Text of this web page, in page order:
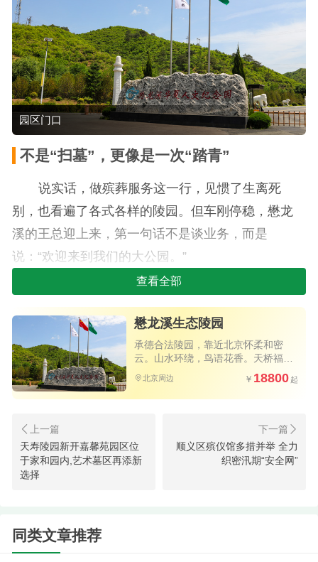
园区门口
不是“扫墓”，更像是一次“踏青”
说实话，做殡葬服务这一行，见惯了生离死
别，也看遍了各式各样的陵园。但车刚停稳，懋龙
溪的王总迎上来，第一句话不是谈业务，而是
说：“欢迎来到我们的大公园。”
这句话，还真不是客套。
走进园区，第一印象就是开阔。抬眼望去，燕
山山脉连绵起伏，陵园就安静地“长”在山坡上，地势
舒展，有一种“玉带环腰”的天然气场。接待我们的王
总介绍说，这里是正经八百的合法经营性公墓，光
都是新的。
但最打动天顺祥团队这些“老殡葬人”的，不是这
些数字，而是这里的理念：让园区像公园，让墓碑
印象中那个阴沉沉、让人想快步离开的地方。
查看全部
懋龙溪生态陵园
承德合法陵园，靠近北京怀柔和密
云。山水环绕，鸟语花香。天桥福寿
北京周边 18800
天寿陵园新开嘉馨苑园区位
于家和园内,艺术墓区再添新
选择
顺义区殡仪馆多措并举 全力
织密汛期“安全网”
同类文章推荐